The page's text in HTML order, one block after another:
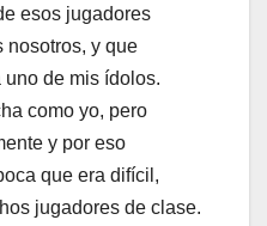
esos jugadores
nosotros, y que
de mis ídolos.
como yo, pero
y por eso
que era difícil,
jugadores de clase.